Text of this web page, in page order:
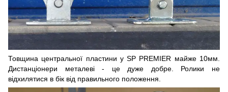
Товщина центральної пластини у SP PREMIER майже 10мм.
Дистанціонери металеві - це дуже добре. Ролики не
відхилятися в бік від правильного положення.